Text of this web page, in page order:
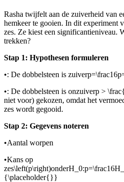
Rasha twijfelt aan de zuiverheid van
hemkeer te gooien. In dit experiment
zes. Ze kiest een significantieniveau.
trekken?
Stap 1: Hypothesen formuleren
•: De dobbelsteen is zuiver
•: De dobbelsteen is onzuiverp >
niet voor) gekozen, omdat het
zes wordt gegooid.
Stap 2: Gegevens noteren
•Aantal worpen
•Kans op
zes\left(p\right)onder
{\placeholder{}}